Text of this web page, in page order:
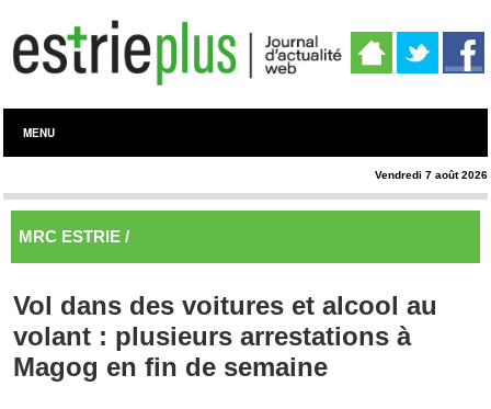
MENU
Vendredi 7 août 2026
MRC ESTRIE /
Vol dans des voitures et alcool au
volant : plusieurs arrestations à
Magog en fin de semaine